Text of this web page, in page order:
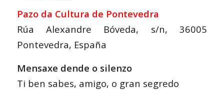
Pazo da Cultura de Pontevedra
Rúa Alexandre Bóveda, s/n, 36005
Pontevedra, España
Mensaxe dende o silenzo
Ti ben sabes, amigo, o gran segredo